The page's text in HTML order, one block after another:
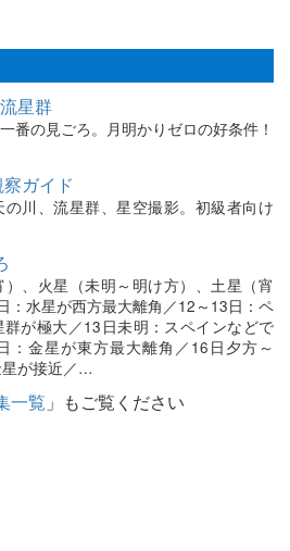
星群
番の見ごろ。月明かりゼロの好条件！
ガイド
の川、流星群、星空撮影。初級者向け
、火星（未明～明け方）、土星（宵
：水星が西方最大離角／12～13日：ペ
群が極大／13日未明：スペインなどで
：金星が東方最大離角／16日夕方～
が接近／…
一覧 」もご覧ください